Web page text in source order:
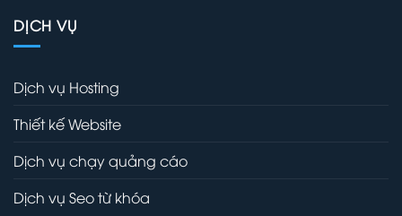
DỊCH VỤ
Dịch vụ Hosting
Thiết kế Website
Dịch vụ chạy quảng cáo
Dịch vụ Seo từ khóa